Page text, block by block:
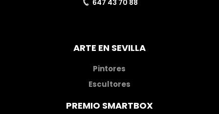
647 43 70 88
ARTE EN SEVILLA
Pintores
Escultores
PREMIO SMARTBOX